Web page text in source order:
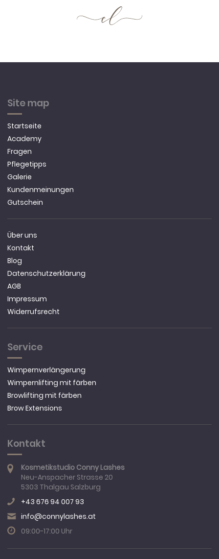
Site map
Startseite
Academy
Fragen
Pflegetipps
Galerie
Kundenmeinungen
Gutschein
Über uns
Kontakt
Blog
Datenschutzerklärung
AGB
Impressum
Widerrufsrecht
Service
Wimpernverlängerung
Wimpernlifting mit färben
Browlifting mit färben
Brow Extensions
Kontakt
Kosmetikstudio Conny Lashes
Neu-Anspacher Strasse 20
5303 Thalgau Salzburg
+43 676 94 007 93
info@connylashes.at
09:00-17:00 Uhr